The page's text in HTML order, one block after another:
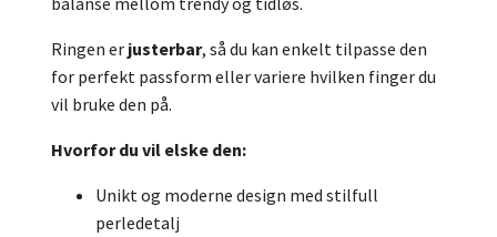
Ringen er justerbar, så du kan enkelt tilpasse den
for perfekt passform eller variere hvilken finger du
vil bruke den på.
Hvorfor du vil elske den:
Unikt og moderne design med stilfull
perledetalj